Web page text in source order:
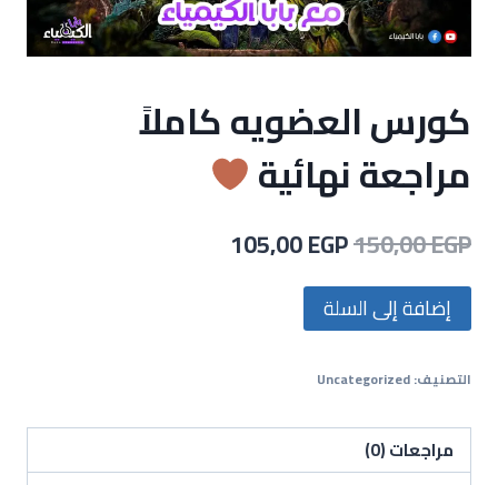
كورس العضويه كاملاً
مراجعة نهائية
150,00EGP
105,00EGP
إضافة إلى السلة
التصنيف:Uncategorized
مراجعات (0)